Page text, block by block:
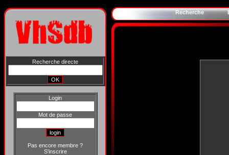
Recherche directe
Login
Mot de passe
Pas encore membre ?
S'inscrire
Recherche